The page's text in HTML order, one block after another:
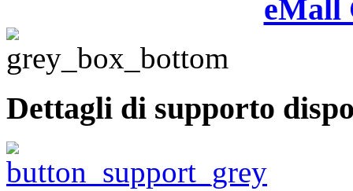
eMall
Dettagli di supporto